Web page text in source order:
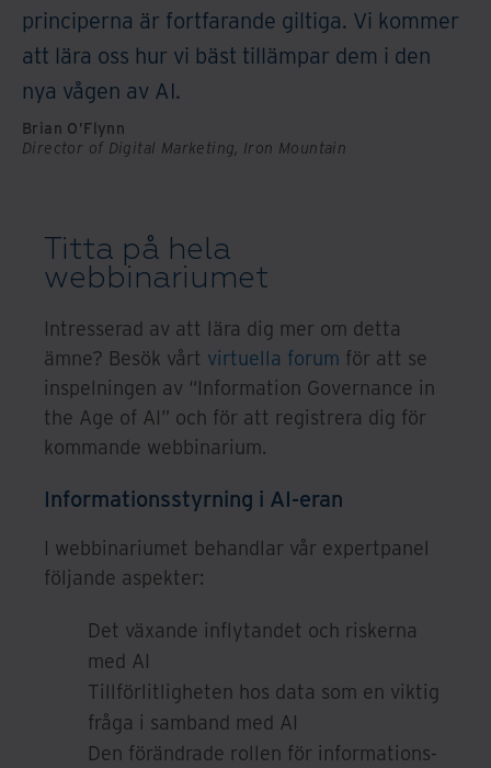
principerna är fortfarande giltiga. Vi kommer
att lära oss hur vi bäst tillämpar dem i den
nya vågen av AI.
Brian O’Flynn
Director of Digital Marketing, Iron Mountain
Titta på hela
webbinariumet
Intresserad av att lära dig mer om detta
ämne? Besök vårt virtuella forum för att se
inspelningen av “Information Governance in
the Age of AI” och för att registrera dig för
kommande webbinarium.
Informationsstyrning i AI-eran
I webbinariumet behandlar vår expertpanel
följande aspekter:
Det växande inflytandet och riskerna
med AI
Tillförlitligheten hos data som en viktig
fråga i samband med AI
Den förändrade rollen för informations-